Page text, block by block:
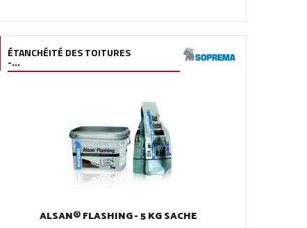
ÉTANCHÉITÉ DES TOITURES
-...
ALSAN® FLASHING - 5 KG SACHE